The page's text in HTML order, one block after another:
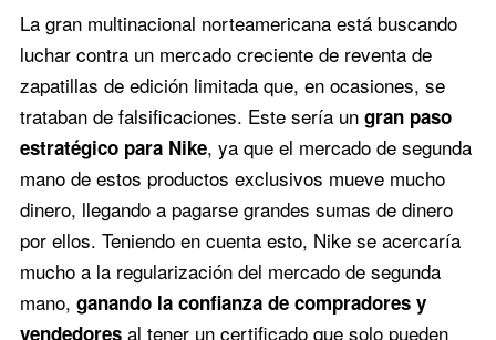
La gran multinacional norteamericana está buscando
luchar contra un mercado creciente de reventa de
zapatillas de edición limitada que, en ocasiones, se
trataban de falsificaciones. Este sería un gran paso
estratégico para Nike, ya que el mercado de segunda
mano de estos productos exclusivos mueve mucho
dinero, llegando a pagarse grandes sumas de dinero
por ellos. Teniendo en cuenta esto, Nike se acercaría
mucho a la regularización del mercado de segunda
mano, ganando la confianza de compradores y
vendedoresal tener un certificado que solo pueden